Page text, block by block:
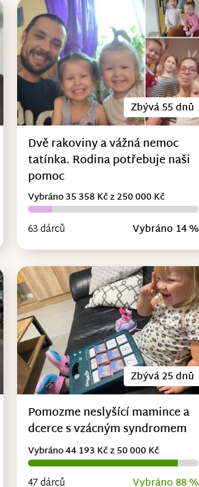
Zbývá 55 dnů
Dvě rakoviny a vážná nemoc
tatínka. Rodina potřebuje naši
pomoc
63 dárců Vybráno 14 %
Vybráno 35 358 Kč z 250 000 Kč
Zbývá 25 dnů
Pomozme neslyšící mamince a
dcerce s vzácným syndromem
47 dárců Vybráno 88 %
Vybráno 44 193 Kč z 50 000 Kč